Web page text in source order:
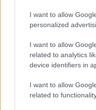
I want to allow
personalized
I want to allow
related to analytics
device identifiers in
I want to allow
related to
Michelle
Calangianus,